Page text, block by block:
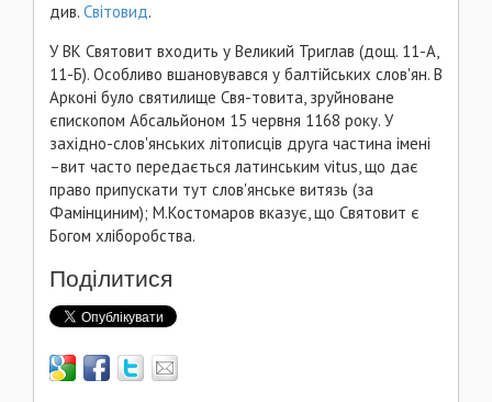
див. Світовид.
У ВК Святовит входить у Великий Триглав (дощ. 11-А,
11-Б). Особливо вшановувався у балтійських слов'ян. В
Арконі було святилище Свя-товита, зруйноване
єпископом Абсальйоном 15 червня 1168 року. У
західно-слов'янських літописців друга частина імені
–вит часто передається латинським vitus, що дає
право припускати тут слов'янське витязь (за
Фамінциним); М.Костомаров вказує, що Святовит є
Богом хліборобства.
Поділитися